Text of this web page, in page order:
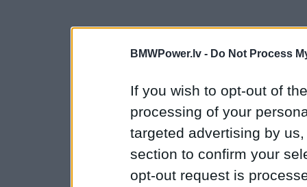
BMWPower.lv - Do Not Process
If you wish to opt-out of
processing of your
targeted advertising by
section to confirm your
opt-out request is